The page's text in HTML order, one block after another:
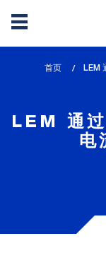
首页 LEM
LEM 通
电